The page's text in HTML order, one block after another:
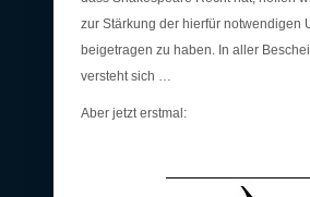
zur Stärkung der hierfür notwendigen
beigetragen zu haben. In aller
versteht sich …
Aber jetzt erstmal: